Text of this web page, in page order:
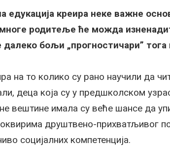
едукација креира неке важне
родитеље ће можда
бољи „прогностичари”
на то колико су рано научили да
деца која су у предшколском
вештине имала су веће шансе да
оквирима друштвено-прихватљивог
социјалних компетенција.